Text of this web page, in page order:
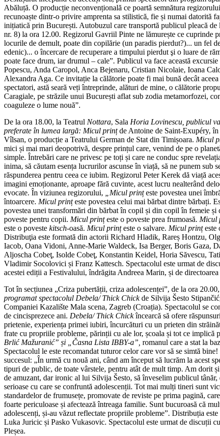
Abăluță. O producție neconvențională ce poartă semnătura
recunoaște dintr-o privire amprenta sa stilistică, fie și numai datorită
inițiatică prin București. Autobuzul care transportă publicul pleacă
nr. 8) la ora 12.00. Regizorul Gavriil Pinte ne lămurește ce cuprinde
locurile de demult, poate din copilărie (un paradis pierdut?)... un fel
edenic)... o încercare de recuperare a timpului pierdut şi o luare de
poate face drum, iar drumul – cale”. Publicul va face această
Popescu, Anda Caropol, Anca Bejenaru, Cristian Nicolaie, Ioana
Alexandra Aga. Ce invitație la călătorie poate fi mai bună decât
spectatori, astă seară veți întreprinde, alături de mine, o călătorie
Caragiale, pe străzile unui București aflat sub zodia metamorfozei,
coaguleze o lume nouă”.
De la ora 18.00, la Teatrul Nottara, Sala Horia Lovinescu , publicul
preferate în lumea largă: Micul prințde Antoine de Saint-Exupéry,
Vîlsan, o producție a Teatrului German de Stat din Timișoara. Micul
mici și mai mari deopotrivă, despre prințul care, venind de pe o
simple. Întrebări care ne privesc pe toți și care ne conduc spre
inima, să căutam esența lucrurilor ascunse în viață, să ne punem sub
răspunderea pentru ceea ce iubim. Regizorul Peter Kerek dă viață
imagini emoționante, aproape fără cuvinte, acest lucru nealterând
evocate. În viziunea regizorului,
Micul prințeste povestea unei
întoarcere. Micul prințeste povestea celui mai bărbat dintre bărbați.
povestea unei transformări din bărbat în copil și din copil în femeie și
poveste pentru copii. Micul prințeste o poveste prea frumoasă. Micul
este o poveste kitsch-oasă. Micul prințeste o salvare. Micul prințeste
Distribuţia este formată din actorii Richard Hladik, Rareș Hontzu,
Iacob, Oana Vidoni, Anne-Marie Waldeck, Isa Berger, Boris Gaza,
Aljoscha Cobeţ, Isolde Cobeţ, Konstantin Keidel, Horia Săvescu,
Vladimir Socolovici și Franz Kattesch. Spectacolul este urmat de
acestei ediții a Festivalului, îndrăgita Andreea Marin, și de
Tot în secțiunea „Criza pubertății, criza adolescenței”, de la ora
programat spectacolul Debela/ Thick Chickde Silvija Šesto
Companiei Kazalište Mala scena, Zagreb (Croația). Spectacolul se
de cincisprezece ani. Debela/ Thick Chickîncearcă să ofere
prietenie, experiența primei iubiri, încurcături cu un prieten din
frate cu propriile probleme, părinții cu ale lor, școala și tot ce implică
Brlić Mažuranić” și „Časna Lista IBBY-a”, romanul care a stat la
Spectacolul le este recomandat tuturor celor care vor să se simtă
succesul: „În urmă cu nouă ani, când am început să lucrăm la acest
tipuri de public, de toate vârstele, pentru atât de mult timp. Am dorit
de amuzant, dar ironic al lui Silvija Šesto, să înveselim publicul
serioase cu care se confruntă adolescenții. Tot mai mulți tineri sunt
standardelor de frumusețe, promovate de reviste pe prima pagină,
foarte periculoase și afectează întreaga familie. Sunt bucuroasă că
adolescenți, și-au văzut reflectate propriile probleme”. Distribuția
Luka Juricic și Pasko Vukasovic. Spectacolul este urmat de discuții
Pleșea.